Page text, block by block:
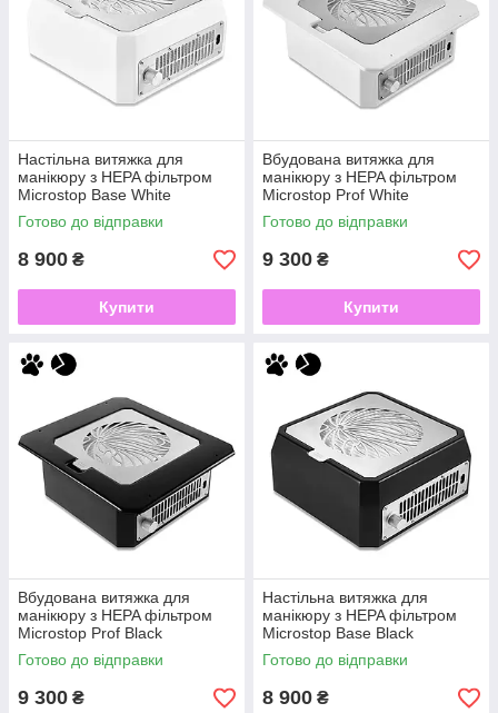
Настільна витяжка для
манікюру з HEPA фільтром
Microstop Base White
Готово до відправки
8 900 ₴
Купити
Вбудована витяжка для
манікюру з HEPA фільтром
Microstop Prof White
Готово до відправки
9 300 ₴
Купити
Вбудована витяжка для
манікюру з HEPA фільтром
Microstop Prof Black
Готово до відправки
9 300 ₴
Настільна витяжка для
манікюру з HEPA фільтром
Microstop Base Black
Готово до відправки
8 900 ₴